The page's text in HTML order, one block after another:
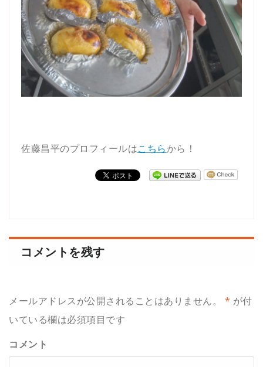
佐藤昌平のプロフィールはこちらから！
コメントを残す
メールアドレスが公開されることはありません。 * が付
いている欄は必須項目です
コメント